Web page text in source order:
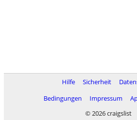
Hilfe Sicherheit
Bedingungen
Impressum
© 2026 craigslist